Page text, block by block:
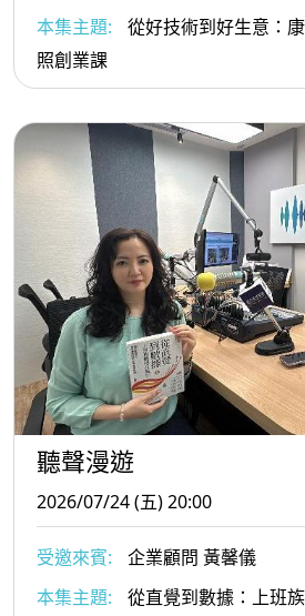
本集主題:
從好技術到好生意：
照創業課
聽聲漫遊
2026/07/24 (五) 20:00
受邀來賓:
企業顧問 黃馨儀
本集主題:
從直覺到數據：上班